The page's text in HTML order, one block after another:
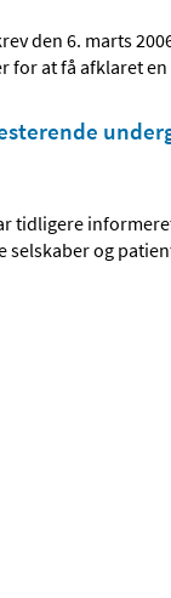
den 6. marts
for at få afklaret
tidligere
selskaber og